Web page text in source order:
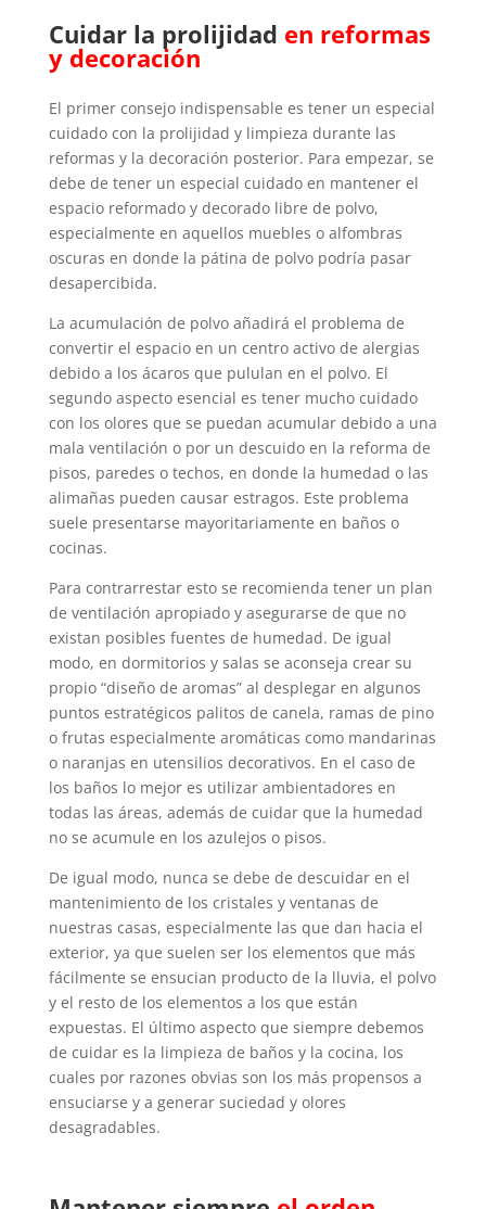
Cuidar la prolijidad en reformas
y decoración
El primer consejo indispensable es tener un especial
cuidado con la prolijidad y limpieza durante las
reformas y la decoración posterior. Para empezar, se
debe de tener un especial cuidado en mantener el
espacio reformado y decorado libre de polvo,
especialmente en aquellos muebles o alfombras
oscuras en donde la pátina de polvo podría pasar
desapercibida.
La acumulación de polvo añadirá el problema de
convertir el espacio en un centro activo de alergias
debido a los ácaros que pululan en el polvo. El
segundo aspecto esencial es tener mucho cuidado
con los olores que se puedan acumular debido a una
mala ventilación o por un descuido en la reforma de
pisos, paredes o techos, en donde la humedad o las
alimañas pueden causar estragos. Este problema
suele presentarse mayoritariamente en baños o
cocinas.
Para contrarrestar esto se recomienda tener un plan
de ventilación apropiado y asegurarse de que no
existan posibles fuentes de humedad. De igual
modo, en dormitorios y salas se aconseja crear su
propio “diseño de aromas” al desplegar en algunos
puntos estratégicos palitos de canela, ramas de pino
o frutas especialmente aromáticas como mandarinas
o naranjas en utensilios decorativos. En el caso de
los baños lo mejor es utilizar ambientadores en
todas las áreas, además de cuidar que la humedad
no se acumule en los azulejos o pisos.
De igual modo, nunca se debe de descuidar en el
mantenimiento de los cristales y ventanas de
nuestras casas, especialmente las que dan hacia el
exterior, ya que suelen ser los elementos que más
fácilmente se ensucian producto de la lluvia, el polvo
y el resto de los elementos a los que están
expuestas. El último aspecto que siempre debemos
de cuidar es la limpieza de baños y la cocina, los
cuales por razones obvias son los más propensos a
ensuciarse y a generar suciedad y olores
desagradables.